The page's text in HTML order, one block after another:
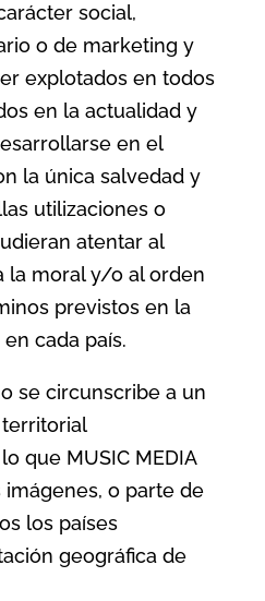
social,
o de marketing y
explotados en todos
en la actualidad y
en el
la única salvedad y
utilizaciones o
atentar al
la moral y/o al orden
previstos en la
cada país.
se circunscribe a un
que MUSIC MEDIA
o parte de
los países
geográfica de